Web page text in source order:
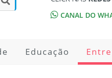
CANAL DO
Educação